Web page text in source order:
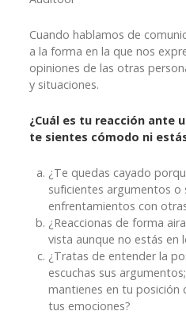
Cuando hablamos de
a la forma en la que nos
opiniones de las otras
y situaciones.
¿Cuál es tu reacción ante
te sientes cómodo ni
¿Te quedas cayado
suficientes argumentos
enfrentamientos con
¿Reaccionas de forma
vista aunque no estás en
¿Tratas de entender la
escuchas sus
mantienes en tu posición
tus emociones?